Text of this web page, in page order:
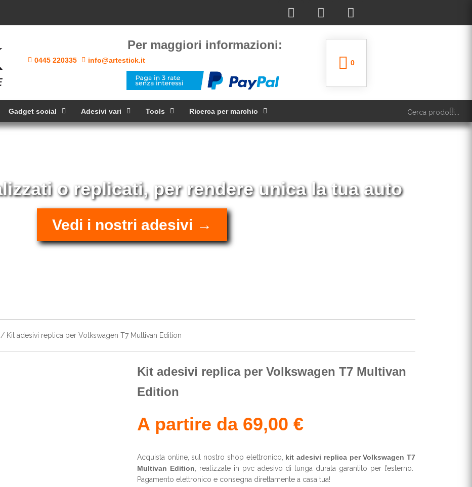
Per maggiori informazioni:
0445 220335 info@artestick.it 0
Gadget social Adesivi vari Tools Ricerca per marchio
Vendita ed installazione
/ Kit adesivi replica per Volkswagen T7 Multivan Edition
Kit adesivi replica per Volkswagen T7 Multivan
Edition
A partire da 69,00 €
Acquista online, sul nostro shop elettronico, kit adesivi replica per Volkswagen T7
Multivan Edition, realizzate in pvc adesivo di lunga durata garantito per l’esterno.
Pagamento elettronico e consegna direttamente a casa tua!